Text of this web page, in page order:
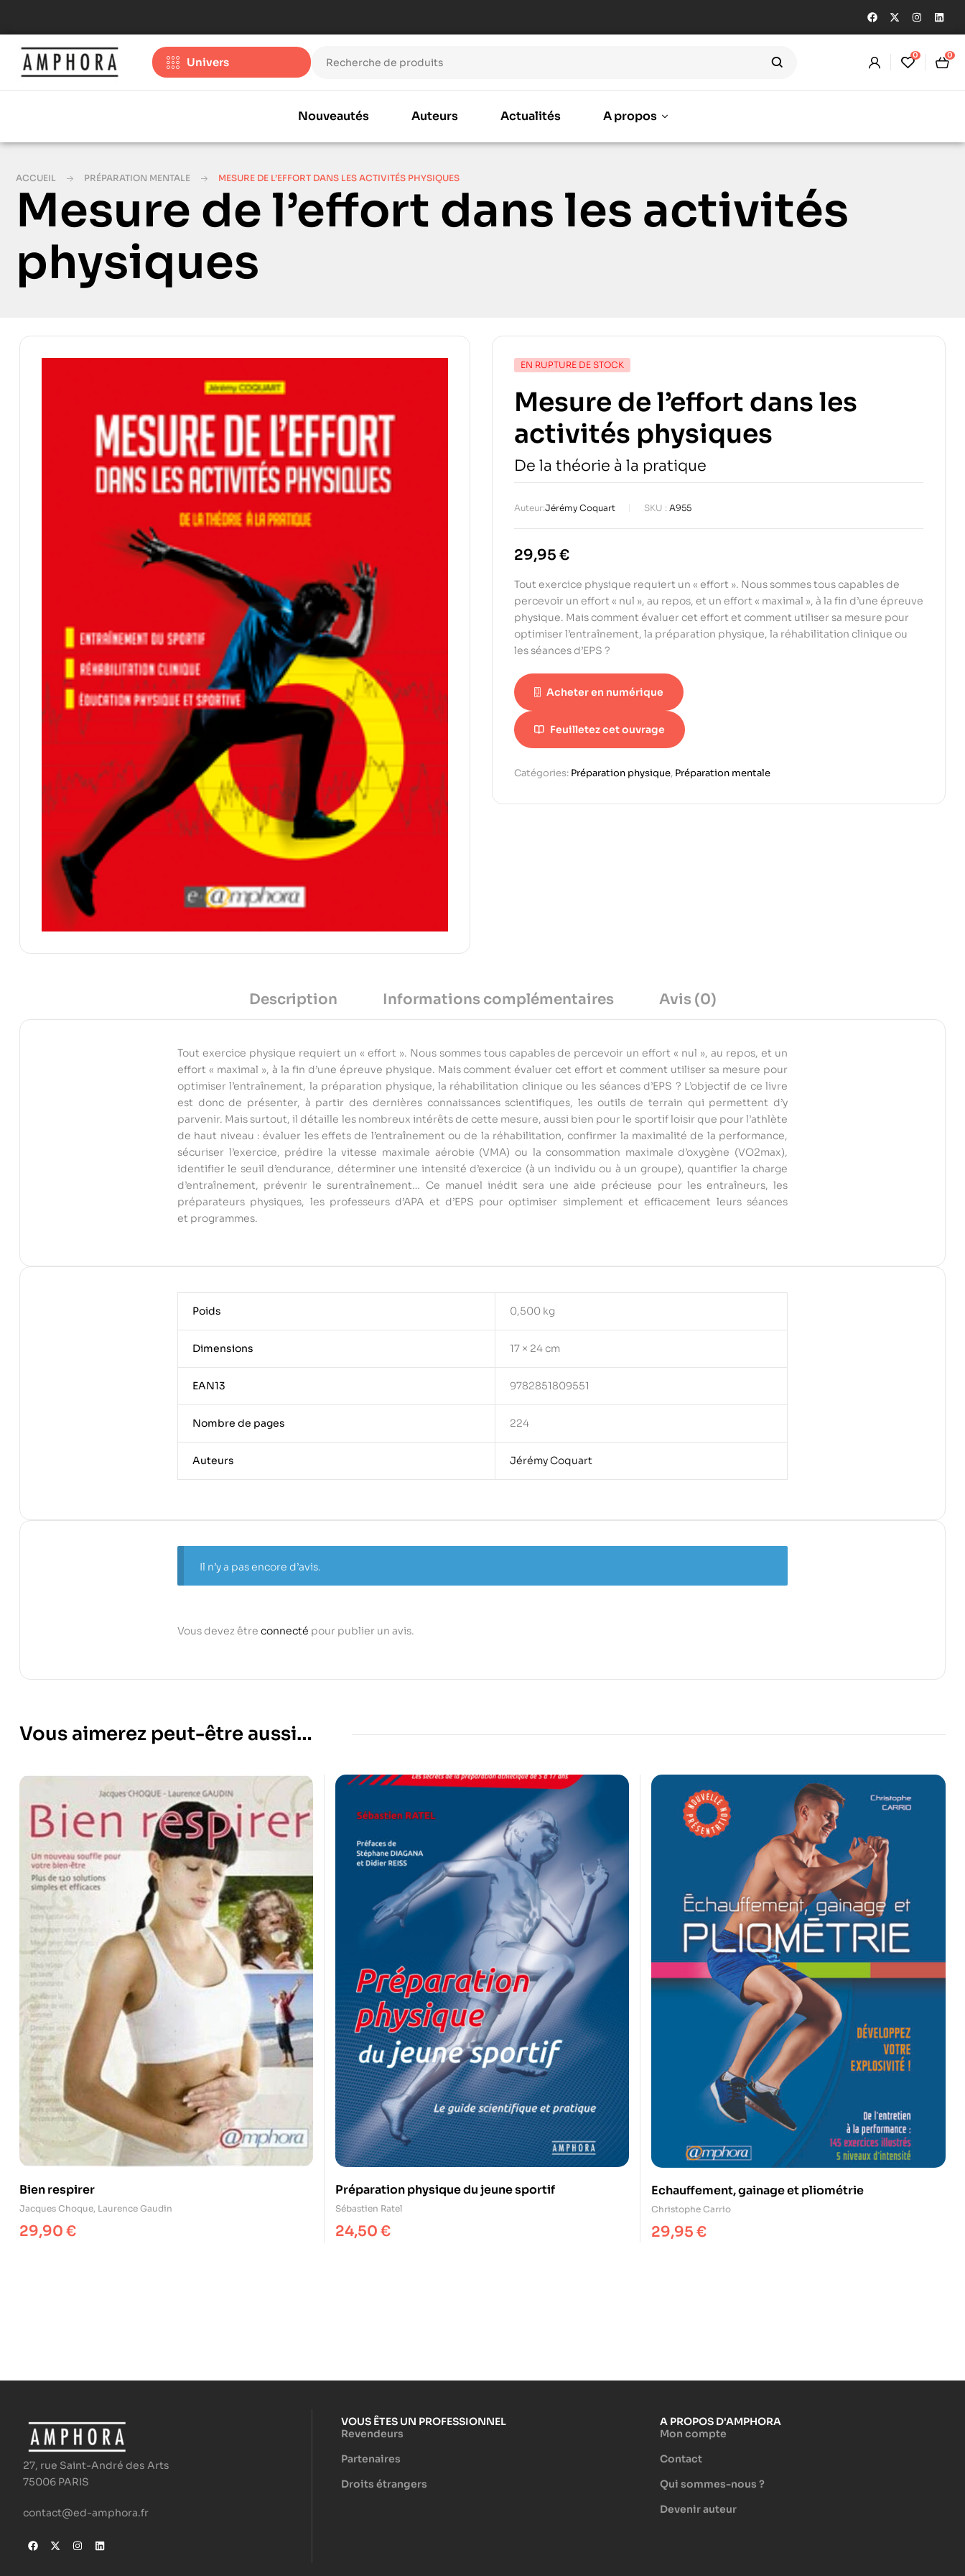
Univers
0 0
Nouveautés Auteurs Actualités A propos
Mesure de l’effort dans les activités
physiques
ACCUEIL PRÉPARATION MENTALE MESURE DE L’EFFORT DANS LES ACTIVITÉS PHYSIQUES
EN RUPTURE DE STOCK
Mesure de l’effort dans les
activités physiques
De la théorie à la pratique
Auteur:Jérémy Coquart SKU : A955
29,95 €
Tout exercice physique requiert un « effort ». Nous sommes tous capables de
percevoir un effort « nul », au repos, et un effort « maximal », à la fin d’une épreuve
physique. Mais comment évaluer cet effort et comment utiliser sa mesure pour
optimiser l’entraînement, la préparation physique, la réhabilitation clinique ou
les séances d’EPS ?
Acheter en numérique
Feuilletez cet ouvrage
Catégories: Préparation physique, Préparation mentale
Description Informations complémentaires Avis (0)
Tout exercice physique requiert un « effort ». Nous sommes tous capables de percevoir un effort « nul », au repos, et un
effort « maximal », à la fin d’une épreuve physique. Mais comment évaluer cet effort et comment utiliser sa mesure pour
optimiser l’entraînement, la préparation physique, la réhabilitation clinique ou les séances d’EPS ? L’objectif de ce livre
est donc de présenter, à partir des dernières connaissances scientifiques, les outils de terrain qui permettent d’y
parvenir. Mais surtout, il détaille les nombreux intérêts de cette mesure, aussi bien pour le sportif loisir que pour l’athlète
de haut niveau : évaluer les effets de l’entraînement ou de la réhabilitation, confirmer la maximalité de la performance,
sécuriser l’exercice, prédire la vitesse maximale aérobie (VMA) ou la consommation maximale d’oxygène (VO2max),
identifier le seuil d’endurance, déterminer une intensité d’exercice (à un individu ou à un groupe), quantifier la charge
d’entraînement, prévenir le surentraînement… Ce manuel inédit sera une aide précieuse pour les entraîneurs, les
préparateurs physiques, les professeurs d’APA et d’EPS pour optimiser simplement et efficacement leurs séances
et programmes.
Poids 0,500 kg
Dimensions 17 × 24 cm
EAN13 9782851809551
Nombre de pages 224
Auteurs Jérémy Coquart
Il n’y a pas encore d’avis.
Vous devez être connecté pour publier un avis.
Vous aimerez peut-être aussi…
Bien respirer
Jacques Choque, Laurence Gaudin
29,90 €
Préparation physique du jeune sportif
Sébastien Ratel
24,50 €
Echauffement, gainage et pliométrie
Christophe Carrio
29,95 €
27, rue Saint-André des Arts
75006 PARIS
contact@ed-amphora.fr
VOUS ÊTES UN PROFESSIONNEL
Revendeurs
Partenaires
Droits étrangers
A PROPOS D'AMPHORA
Mon compte
Contact
Qui sommes-nous ?
Devenir auteur